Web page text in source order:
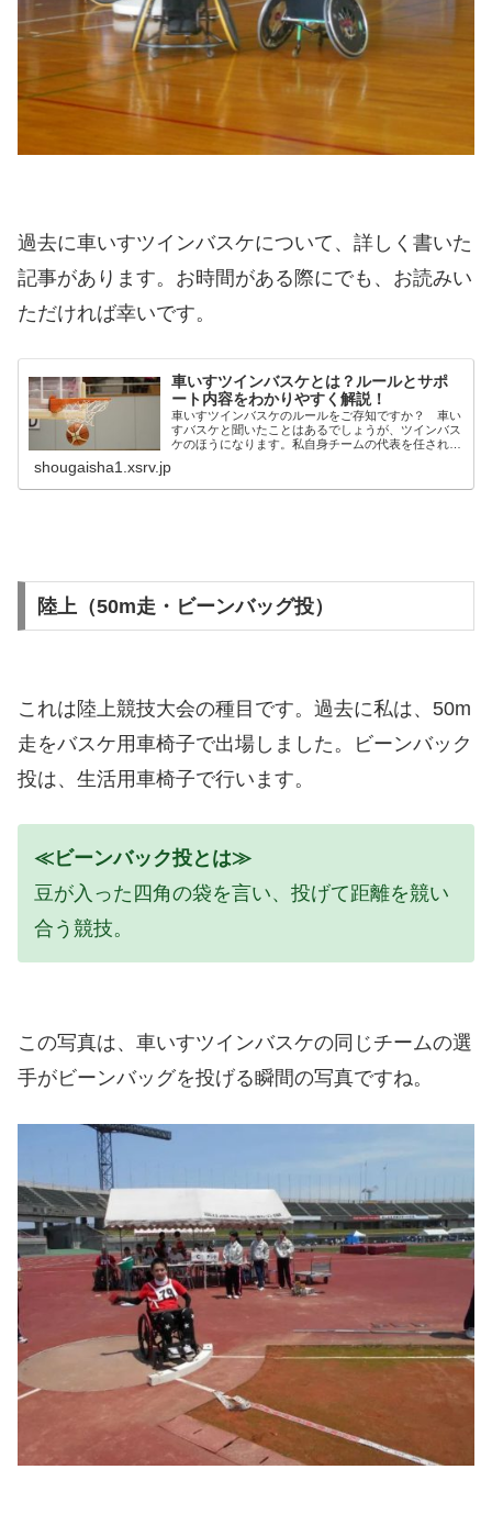
過去に車いすツインバスケについて、詳しく書いた
記事があります。お時間がある際にでも、お読みい
ただければ幸いです。
車いすツインバスケとは？ルールとサポ
ート内容をわかりやすく解説！
車いすツインバスケのルールをご存知ですか？ 車い
すバスケと聞いたことはあるでしょうが、ツインバス
ケのほうになります。私自身チームの代表を任されて
害...
shougaisha1.xsrv.jp
陸上（50m走・ビーンバッグ投）
これは陸上競技大会の種目です。過去に私は、50m
走をバスケ用車椅子で出場しました。ビーンバック
投は、生活用車椅子で行います。
≪ビーンバック投とは≫
豆が入った四角の袋を言い、投げて距離を競い
合う競技。
この写真は、車いすツインバスケの同じチームの選
手がビーンバッグを投げる瞬間の写真ですね。